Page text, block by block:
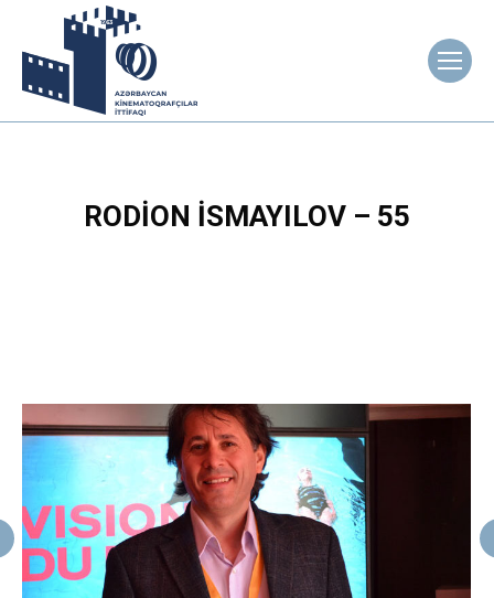
RODION İSMAYILOV – 55